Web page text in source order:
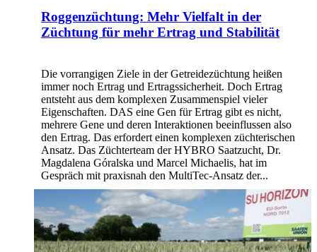
Roggenzüchtung: Mehr Vielfalt in der
Züchtung für mehr Ertrag und Stabilität
Die vorrangigen Ziele in der Getreidezüchtung heißen
immer noch Ertrag und Ertragssicherheit. Doch Ertrag
entsteht aus dem komplexen Zusammenspiel vieler
Eigenschaften. DAS eine Gen für Ertrag gibt es nicht,
mehrere Gene und deren Interaktionen beeinflussen also
den Ertrag. Das erfordert einen komplexen züchterischen
Ansatz. Das Züchterteam der HYBRO Saatzucht, Dr.
Magdalena Góralska und Marcel Michaelis, hat im
Gespräch mit praxisnah den MultiTec-Ansatz der...